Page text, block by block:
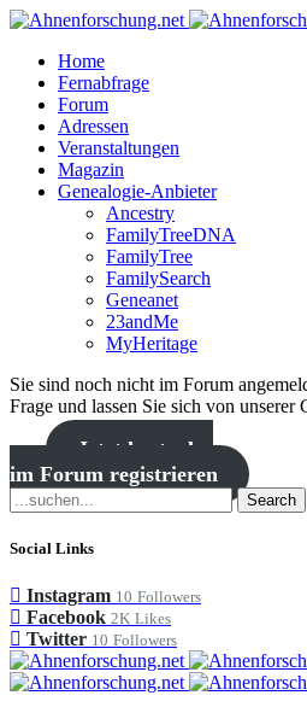
Home
Fernabfrage
Forum
Adressen
Veranstaltungen
Magazin
Genealogie-Anbieter
Ancestry
FamilyTreeDNA
FamilyTree
FamilySearch
Geneanet
23andMe
MyHeritage
Sie sind noch nicht im Forum
Frage und lassen Sie sich von unserer
Jetzt kostenlos
im Forum registrieren
Search
Social Links
Instagram 10 Followers
Facebook 2K Likes
Twitter 10 Followers